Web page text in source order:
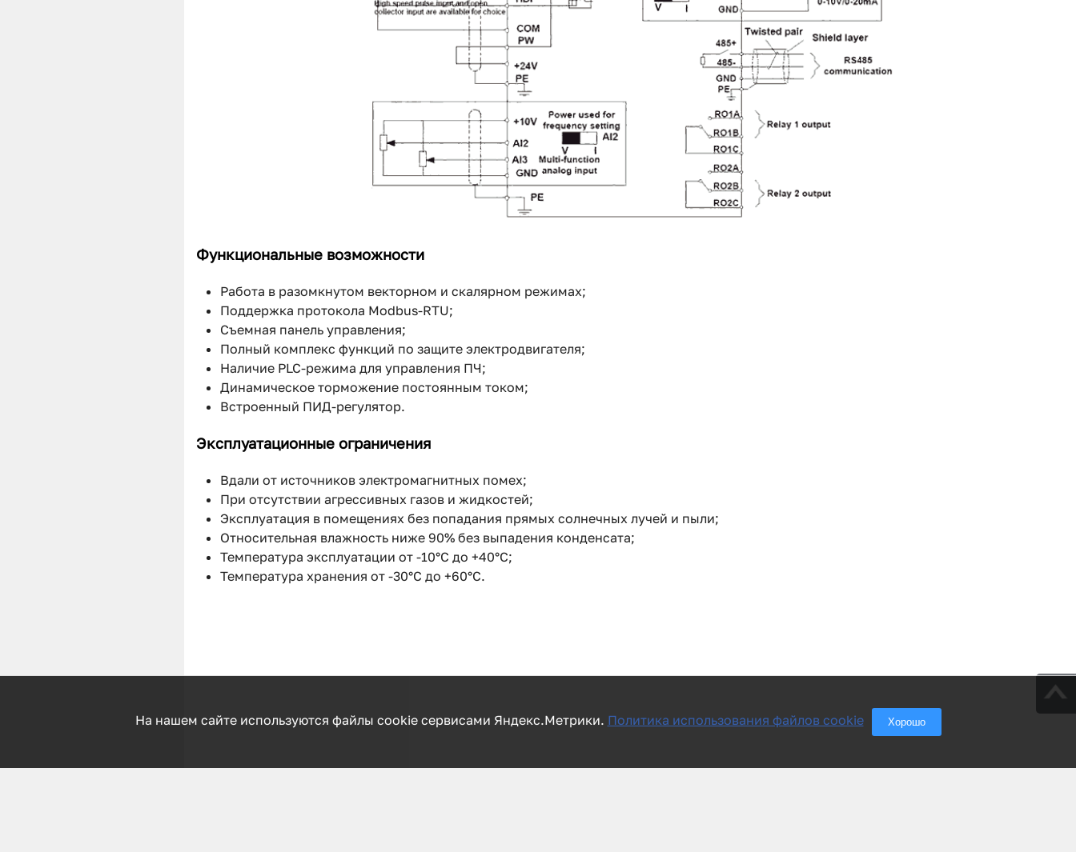
Функциональные возможности
Работа в разомкнутом векторном и скалярном режимах;
Поддержка протокола Modbus-RTU;
Cъемная панель управления;
Полный комплекс функций по защите электродвигателя;
Наличие PLC-режима для управления ПЧ;
Динамическое торможение постоянным током;
Встроенный ПИД-регулятор.
Эксплуатационные ограничения
Вдали от источников электромагнитных помех;
При отсутствии агрессивных газов и жидкостей;
Эксплуатация в помещениях без попадания прямых солнечных лучей и пыли;
Относительная влажность ниже 90% без выпадения конденсата;
Температура эксплуатации от -10°C до +40°C;
Температура хранения от -30°C до +60°C.
На нашем сайте используются файлы cookie сервисами Яндекс.Метрики. Политика использования файлов cookie Хорошо